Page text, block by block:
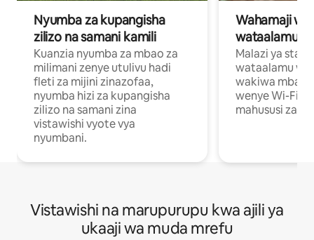
Nyumba za kupangisha
zilizo na samani kamili
Kuanzia nyumba za mbao za
milimani zenye utulivu hadi
fleti za mijini zinazofaa,
nyumba hizi za kupangisha
zilizo na samani zina
vistawishi vyote vya
nyumbani.
Wahamaji
wataalamu
Malazi ya
wataalamu
wakiwa mbali
wenye Wi-Fi
mahususi za
Vistawishi na marupurupu kwa ajili ya
ukaaji wa muda mrefu